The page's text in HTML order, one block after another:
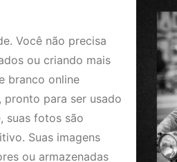
Você não precisa
ou criando mais
branco online
pronto para ser usado
suas fotos são
Suas imagens
ou armazenadas